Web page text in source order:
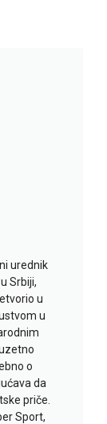
urednik
Srbiji,
u
u
o
da
priče.
Sport,